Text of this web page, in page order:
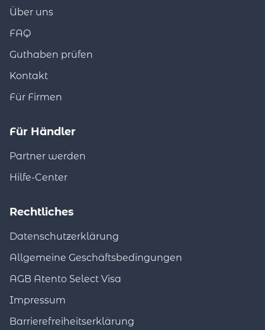
Über uns
FAQ
Guthaben prüfen
Kontakt
Für Firmen
Für Händler
Partner werden
Hilfe-Center
Rechtliches
Datenschutzerklärung
Allgemeine Geschäftsbedingungen
AGB Atento Select Visa
Impressum
Barrierefreiheitserklärung